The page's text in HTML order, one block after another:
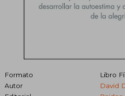
Formato
Libro
Autor
David